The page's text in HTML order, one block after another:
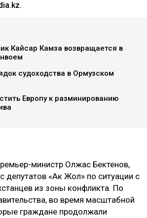
Кайсар Камза возвращается в
судоходства в Ормузском
Европу к разминированию
министр Олжас Бектенов,
депутатов «Ак Жол» по ситуации с
из зоны конфликта. По
во время масштабной
граждане продолжали